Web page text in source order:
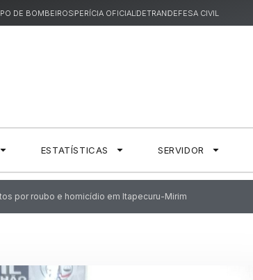
DE BOMBEIROSPERÍCIA OFICIALDETRANDEFESA CIVIL
ESTATÍSTICAS SERVIDOR
por roubo e homicídio em Itapecuru-Mirim